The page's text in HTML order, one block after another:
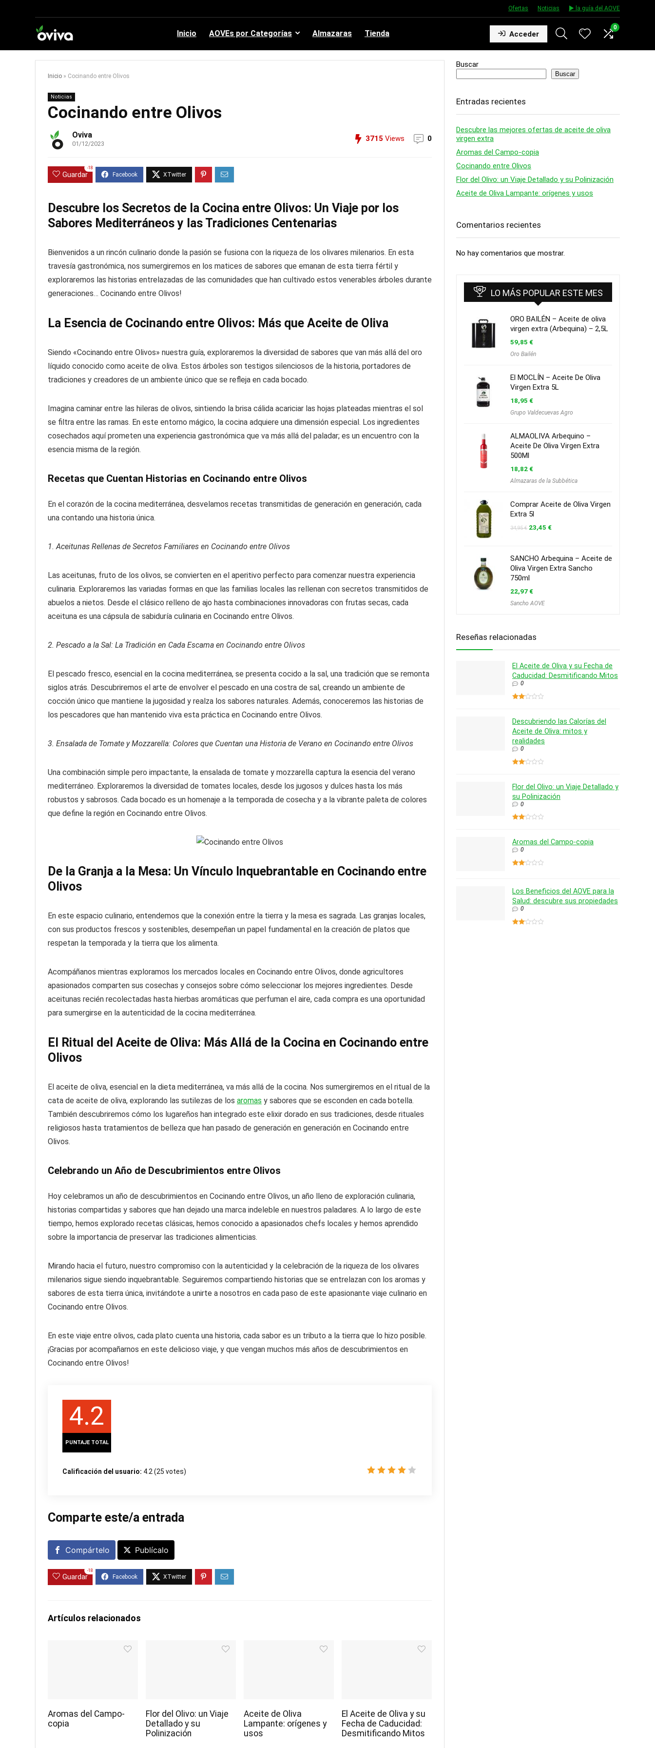
Ofertas Noticias ▶️ la guía del AOVE
Inicio AOVEs por Categorías Almazaras Tienda Acceder
0
Inicio » Cocinando entre Olivos
Noticias
Cocinando entre Olivos
Oviva
01/12/2023
3715 Views 0
Guardar
-18
Descubre los Secretos de la Cocina entre Olivos: Un Viaje por los
Sabores Mediterráneos y las Tradiciones Centenarias
Bienvenidos a un rincón culinario donde la pasión se fusiona con la riqueza de los olivares milenarios. En esta
travesía gastronómica, nos sumergiremos en los matices de sabores que emanan de esta tierra fértil y
exploraremos las historias entrelazadas de las comunidades que han cultivado estos venerables árboles durante
generaciones… Cocinando entre Olivos!
La Esencia de Cocinando entre Olivos: Más que Aceite de Oliva
Siendo «Cocinando entre Olivos» nuestra guía, exploraremos la diversidad de sabores que van más allá del oro
líquido conocido como aceite de oliva. Estos árboles son testigos silenciosos de la historia, portadores de
tradiciones y creadores de un ambiente único que se refleja en cada bocado.
Imagina caminar entre las hileras de olivos, sintiendo la brisa cálida acariciar las hojas plateadas mientras el sol
se filtra entre las ramas. En este entorno mágico, la cocina adquiere una dimensión especial. Los ingredientes
cosechados aquí prometen una experiencia gastronómica que va más allá del paladar; es un encuentro con la
esencia misma de la región.
Recetas que Cuentan Historias en Cocinando entre Olivos
En el corazón de la cocina mediterránea, desvelamos recetas transmitidas de generación en generación, cada
una contando una historia única.
1. Aceitunas Rellenas de Secretos Familiares en Cocinando entre Olivos
Las aceitunas, fruto de los olivos, se convierten en el aperitivo perfecto para comenzar nuestra experiencia
culinaria. Exploraremos las variadas formas en que las familias locales las rellenan con secretos transmitidos de
abuelos a nietos. Desde el clásico relleno de ajo hasta combinaciones innovadoras con frutas secas, cada
aceituna es una cápsula de sabiduría culinaria en Cocinando entre Olivos.
2. Pescado a la Sal: La Tradición en Cada Escama en Cocinando entre Olivos
El pescado fresco, esencial en la cocina mediterránea, se presenta cocido a la sal, una tradición que se remonta
siglos atrás. Descubriremos el arte de envolver el pescado en una costra de sal, creando un ambiente de
cocción único que mantiene la jugosidad y realza los sabores naturales. Además, conoceremos las historias de
los pescadores que han mantenido viva esta práctica en Cocinando entre Olivos.
3. Ensalada de Tomate y Mozzarella: Colores que Cuentan una Historia de Verano en Cocinando entre Olivos
Una combinación simple pero impactante, la ensalada de tomate y mozzarella captura la esencia del verano
mediterráneo. Exploraremos la diversidad de tomates locales, desde los jugosos y dulces hasta los más
robustos y sabrosos. Cada bocado es un homenaje a la temporada de cosecha y a la vibrante paleta de colores
que define la región en Cocinando entre Olivos.
De la Granja a la Mesa: Un Vínculo Inquebrantable en Cocinando entre
Olivos
En este espacio culinario, entendemos que la conexión entre la tierra y la mesa es sagrada. Las granjas locales,
con sus productos frescos y sostenibles, desempeñan un papel fundamental en la creación de platos que
respetan la temporada y la tierra que los alimenta.
Acompáñanos mientras exploramos los mercados locales en Cocinando entre Olivos, donde agricultores
apasionados comparten sus cosechas y consejos sobre cómo seleccionar los mejores ingredientes. Desde
aceitunas recién recolectadas hasta hierbas aromáticas que perfuman el aire, cada compra es una oportunidad
para sumergirse en la autenticidad de la cocina mediterránea.
El Ritual del Aceite de Oliva: Más Allá de la Cocina en Cocinando entre
Olivos
El aceite de oliva, esencial en la dieta mediterránea, va más allá de la cocina. Nos sumergiremos en el ritual de la
cata de aceite de oliva, explorando las sutilezas de los aromas y sabores que se esconden en cada botella.
También descubriremos cómo los lugareños han integrado este elixir dorado en sus tradiciones, desde rituales
religiosos hasta tratamientos de belleza que han pasado de generación en generación en Cocinando entre
Olivos.
Celebrando un Año de Descubrimientos entre Olivos
Hoy celebramos un año de descubrimientos en Cocinando entre Olivos, un año lleno de exploración culinaria,
historias compartidas y sabores que han dejado una marca indeleble en nuestros paladares. A lo largo de este
tiempo, hemos explorado recetas clásicas, hemos conocido a apasionados chefs locales y hemos aprendido
sobre la importancia de preservar las tradiciones alimenticias.
Mirando hacia el futuro, nuestro compromiso con la autenticidad y la celebración de la riqueza de los olivares
milenarios sigue siendo inquebrantable. Seguiremos compartiendo historias que se entrelazan con los aromas y
sabores de esta tierra única, invitándote a unirte a nosotros en cada paso de este apasionante viaje culinario en
Cocinando entre Olivos.
En este viaje entre olivos, cada plato cuenta una historia, cada sabor es un tributo a la tierra que lo hizo posible.
¡Gracias por acompañarnos en este delicioso viaje, y que vengan muchos más años de descubrimientos en
Cocinando entre Olivos!
4.2
PUNTAJE TOTAL
Calificación del usuario: 4.2 (25 votes)
Comparte este/a entrada
Compártelo Publícalo
Guardar
-18
Artículos relacionados
Aromas del Campo-
copia
Flor del Olivo: un Viaje
Detallado y su
Polinización
Aceite de Oliva
Lampante: orígenes y
usos
El Aceite de Oliva y su
Fecha de Caducidad:
Desmitificando Mitos
Buscar
Buscar
Entradas recientes
Descubre las mejores ofertas de aceite de oliva
virgen extra
Aromas del Campo-copia
Cocinando entre Olivos
Flor del Olivo: un Viaje Detallado y su Polinización
Aceite de Oliva Lampante: orígenes y usos
Comentarios recientes
No hay comentarios que mostrar.
LO MÁS POPULAR ESTE MES
ORO BAILÉN – Aceite de oliva
virgen extra (Arbequina) – 2,5L
59,85 €
Oro Bailén
El MOCLÍN – Aceite De Oliva
Virgen Extra 5L
18,95 €
Grupo Valdecuevas Agro
ALMAOLIVA Arbequino –
Aceite De Oliva Virgen Extra
500Ml
18,82€
Almazaras de la Subbética
Comprar Aceite de Oliva Virgen
Extra 5l
34,95€ El
34,95 €.
23,45 €El
23,45 €.
SANCHO Arbequina – Aceite de
Oliva Virgen Extra Sancho
750ml
22,97€
Sancho AOVE
Reseñas relacionadas
El Aceite de Oliva y su Fecha de
Caducidad: Desmitificando Mitos
0
Descubriendo las Calorías del
Aceite de Oliva: mitos y
realidades
0
Flor del Olivo: un Viaje Detallado y
su Polinización
0
Aromas del Campo-copia
0
Los Beneficios del AOVE para la
Salud: descubre sus propiedades
0